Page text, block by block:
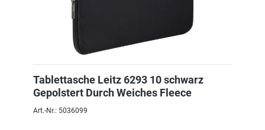
Tablettasche Leitz 6293 10 schwarz
Gepolstert Durch Weiches Fleece
Art.-Nr.: 5036099